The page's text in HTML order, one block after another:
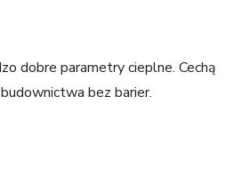
dobre parametry cieplne. Cechą
bez barier.